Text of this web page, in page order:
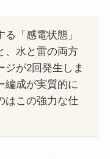
る「感電状態」
、水と雷の両方
ジが2回発生しま
編成が実質的に
はこの強力な仕